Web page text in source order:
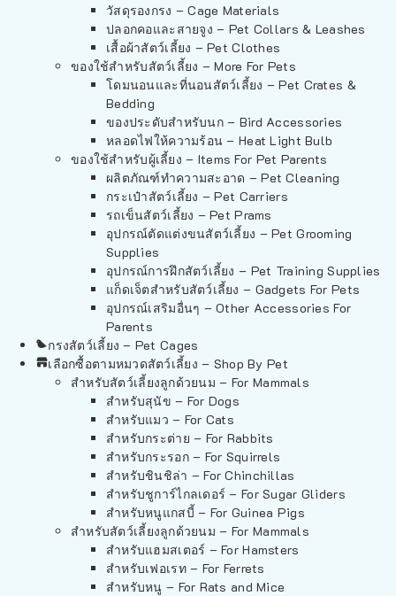
วัสดุรองกรง – Cage Materials
ปลอกคอและสายจูง – Pet Collars & Leashes
เสื้อผ้าสัตว์เลี้ยง – Pet Clothes
ของใช้สำหรับสัตว์เลี้ยง – More For Pets
โดมนอนและที่นอนสัตว์เลี้ยง – Pet Crates &
Bedding
ของประดับสำหรับนก – Bird Accessories
หลอดไฟให้ความร้อน – Heat Light Bulb
ของใช้สำหรับผู้เลี้ยง – Items For Pet Parents
ผลิตภัณฑ์ทำความสะอาด – Pet Cleaning
กระเป๋าสัตว์เลี้ยง – Pet Carriers
รถเข็นสัตว์เลี้ยง – Pet Prams
อุปกรณ์ตัดแต่งขนสัตว์เลี้ยง – Pet Grooming
Supplies
อุปกรณ์การฝึกสัตว์เลี้ยง – Pet Training Supplies
แก็ดเจ็ตสำหรับสัตว์เลี้ยง – Gadgets For Pets
อุปกรณ์เสริมอื่นๆ – Other Accessories For
Parents
กรงสัตว์เลี้ยง – Pet Cages
เลือกซื้อตามหมวดสัตว์เลี้ยง – Shop By Pet
สำหรับสัตว์เลี้ยงลูกด้วยนม – For Mammals
สำหรับสุนัข – For Dogs
สำหรับแมว – For Cats
สำหรับกระต่าย – For Rabbits
สำหรับกระรอก – For Squirrels
สำหรับชินชิล่า – For Chinchillas
สำหรับชูการ์ไกลเดอร์ – For Sugar Gliders
สำหรับหนูแกสบี้ – For Guinea Pigs
สำหรับสัตว์เลี้ยงลูกด้วยนม – For Mammals
สำหรับแฮมสเตอร์ – For Hamsters
สำหรับเฟอเรท – For Ferrets
สำหรับหนู – For Rats and Mice